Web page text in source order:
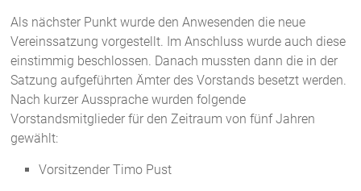
Als nächster Punkt wurde den Anwesenden die neue
Vereinssatzung vorgestellt. Im Anschluss wurde auch diese
einstimmig beschlossen. Danach mussten dann die in der
Satzung aufgeführten Ämter des Vorstands besetzt werden.
Nach kurzer Aussprache wurden folgende
Vorstandsmitglieder für den Zeitraum von fünf Jahren
gewählt:
Vorsitzender Timo Pust